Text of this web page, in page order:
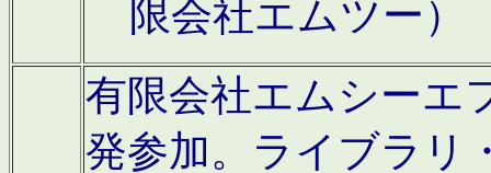
限会社エムツー）
有限会社エムシーエ
発参加。ライブラリ